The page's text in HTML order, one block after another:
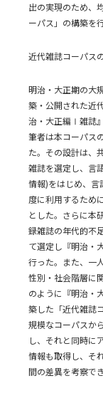
出の実現のため、
ーパス」の構築を行
近代雑誌コーパス
明治・大正期の大
築・公開された近
治・大正編Ⅰ雑誌
筆者は本コーパス
た。その設計は、
雑誌を選定し、言
情報)をはじめ、言
度に利用するため
とした。さらに本
録雑誌の年代的不
て選定し『明治・
行った。また、一
性別・社会階層に
のように『明治・
築した「近代雑誌
規模なコーパスか
し、それと同時に
情報も取得し、そ
間の差異を考察で